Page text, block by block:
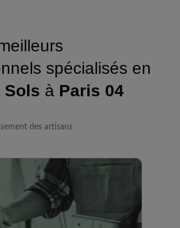
spécialisés en
Sols à Paris 04
des artisans